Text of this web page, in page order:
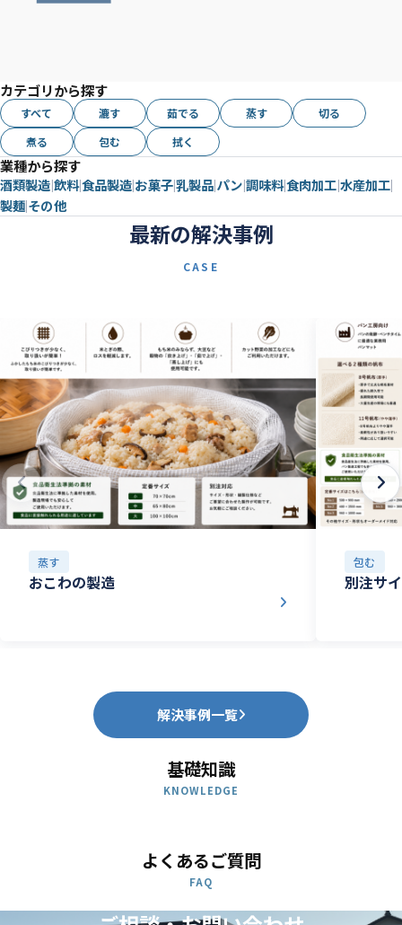
カテゴリから探す
すべて 漉す 茹でる 蒸す
切る
煮る
包む 拭く
業種から探す
酒類製造飲料食品製造お菓子乳製品パン調味料食肉加工水産加工
製麺その他
最新の解決事例
CASE
蒸す
おこわの製造
包む
別注サ
解決事例一覧
基礎知識
KNOWLEDGE
よくあるご質問
FAQ